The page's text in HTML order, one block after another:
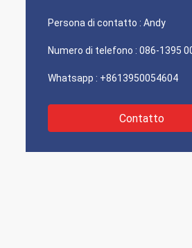
Persona di contatto : Andy
Numero di telefono : 086-1395
Whatsapp : +8613950054604
Contatto